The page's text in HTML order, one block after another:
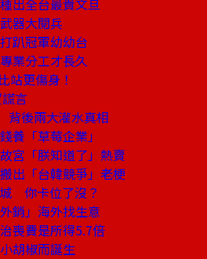
出全台最貴文旦
器大閱兵
趴冠軍幼幼台
業分工才長久
更傷身！
言
後兩大灌水真相
「草莓企業」
宮「朕知道了」熱賣
出「台韓競爭」老梗
你卡位了沒？
銷」海外找生意
喪費是所得5.7倍
胡椒而誕生